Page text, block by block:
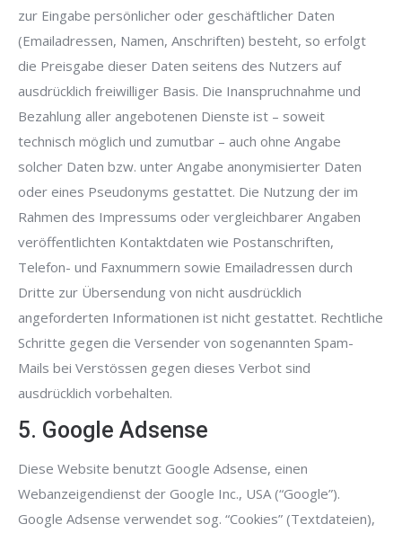
zur Eingabe persönlicher oder geschäftlicher Daten
(Emailadressen, Namen, Anschriften) besteht, so erfolgt
die Preisgabe dieser Daten seitens des Nutzers auf
ausdrücklich freiwilliger Basis. Die Inanspruchnahme und
Bezahlung aller angebotenen Dienste ist – soweit
technisch möglich und zumutbar – auch ohne Angabe
solcher Daten bzw. unter Angabe anonymisierter Daten
oder eines Pseudonyms gestattet. Die Nutzung der im
Rahmen des Impressums oder vergleichbarer Angaben
veröffentlichten Kontaktdaten wie Postanschriften,
Telefon- und Faxnummern sowie Emailadressen durch
Dritte zur Übersendung von nicht ausdrücklich
angeforderten Informationen ist nicht gestattet. Rechtliche
Schritte gegen die Versender von sogenannten Spam-
Mails bei Verstössen gegen dieses Verbot sind
ausdrücklich vorbehalten.
5. Google Adsense
Diese Website benutzt Google Adsense, einen
Webanzeigendienst der Google Inc., USA (“Google”).
Google Adsense verwendet sog. “Cookies” (Textdateien),